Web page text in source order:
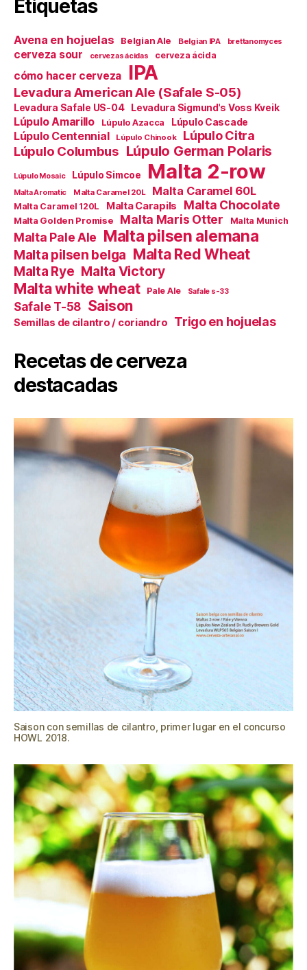
Etiquetas
Avena en hojuelas Belgian Ale Belgian IPA brettanomyces
cerveza sour cervezas ácidas cerveza ácida
cómo hacer cerveza IPA
Levadura American Ale (Safale S-05)
Levadura Safale US-04 Levadura Sigmund's Voss Kveik
Lúpulo Amarillo Lúpulo Azacca Lúpulo Cascade
Lúpulo Centennial Lúpulo Chinook Lúpulo Citra
Lúpulo Columbus Lúpulo German Polaris
Lúpulo Mosaic Lúpulo Simcoe Malta 2-row
Malta Aromatic Malta Caramel 20L Malta Caramel 60L
Malta Caramel 120L Malta Carapils Malta Chocolate
Malta Golden Promise Malta Maris Otter Malta Munich
Malta Pale Ale Malta pilsen alemana
Malta pilsen belga Malta Red Wheat
Malta Rye Malta Victory
Malta white wheat Pale Ale Safale s-33
Safale T-58 Saison
Semillas de cilantro / coriandro Trigo en hojuelas
Recetas de cerveza
destacadas
Saison con semillas de cilantro, primer lugar en el concurso
HOWL 2018.